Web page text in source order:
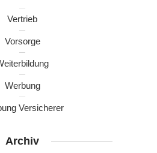
Vertrieb
Vorsorge
Werbung
Versicherer
Archiv